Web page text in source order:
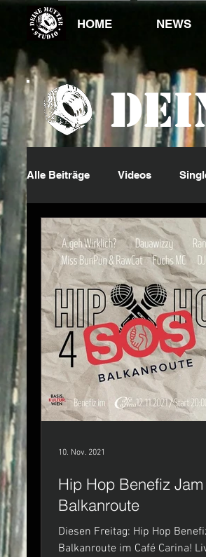
HOME NEWS
Alle Beiträge Videos
DJ King Events
Hip Hop Benefiz Jam
Balkanroute
Diesen Freitag: Hip Hop
Balkanroute im Café Carina! Live on stage:
10. Nov. 2021